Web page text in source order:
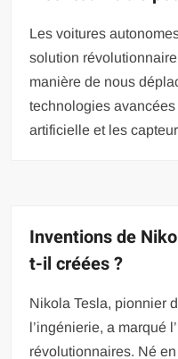
Les voitures
solution
manière de nous
technologies
artificielle et les
Inventions de
t-il créées ?
Nikola Tesla, pionnier
l’ingénierie, a marqué
révolutionnaires. Né